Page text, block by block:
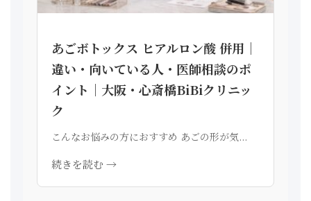
あごボトックス ヒアルロン酸 併用｜
違い・向いている人・医師相談のポ
イント｜大阪・心斎橋BiBiクリニッ
ク
こんなお悩みの方におすすめ あごの形が気...
続きを読む →